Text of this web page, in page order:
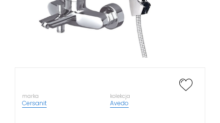
marka
Cersanit
kolekcja
Avedo